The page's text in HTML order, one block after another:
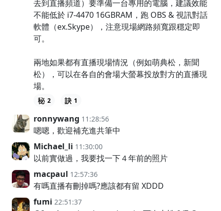
去到直播頻道）要準備一台專用的電腦，建議效能
不能低於 i7-4470 16GBRAM，跑 OBS & 視訊對話
軟體（ex.Skype），注意現場網路頻寬跟穩定即
可。
兩地如果都有直播現場情況（例如萌典松，新聞
松），可以在各自的會場大螢幕投放對方的直播現
場。
2 1
ronnywang 11:28:56
嗯嗯，歡迎補充進共筆中
Michael_li 11:30:00
以前實做過，我要找一下４年前的照片
macpaul 12:57:36
有嗎直播有刪掉嗎?應該都有留 XDDD
fumi 22:51:37